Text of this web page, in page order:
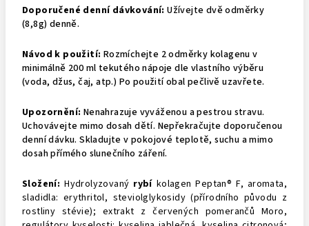
Doporučené denní dávkování:Užívejte dvě odměrky
(8,8g) denně.
Návod k použití: Rozmíchejte 2 odměrky kolagenu v
minimálně 200 ml tekutého nápoje dle vlastního výběru
(voda, džus, čaj, atp.) Po použití obal pečlivě uzavřete.
Upozornění: Nenahrazuje vyváženou a pestrou stravu.
Uchovávejte mimo dosah dětí. Nepřekračujte doporučenou
denní dávku. Skladujte v pokojové teplotě, suchu a mimo
dosah přímého slunečního záření.
Složení: Hydrolyzovaný rybíkolagen Peptan® F, aromata,
sladidla: erythritol, steviolglykosidy (přírodního původu z
rostliny stévie); extrakt z červených pomerančů Moro,